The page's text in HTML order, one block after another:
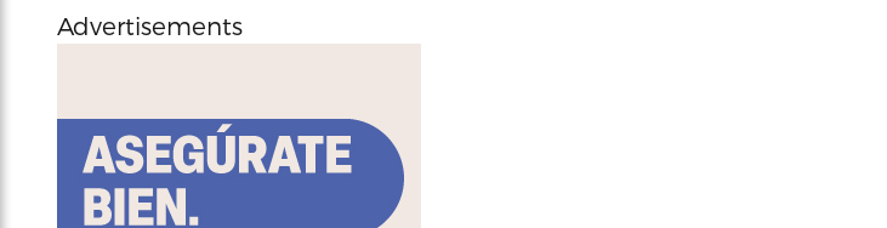
Advertisements